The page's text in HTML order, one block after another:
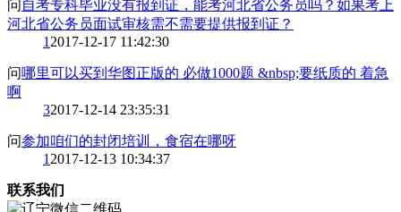
问 自考专科毕业没有报到证，能考河北省公务员吗？如果考上
河北省公务员面试审核需不需要提供报到证？
1 2017-12-17 11:42:30
问哪里可以买到华图正版的 必做1000题 &nbsp;要纸质的 着急
啊
32017-12-14 23:35:31
问参加咱们的封闭培训，食宿在哪呀
1 2017-12-13 10:34:37
联系我们